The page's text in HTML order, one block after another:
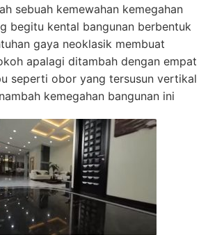
sebuah kemewahan kemegahan
begitu kental bangunan berbentuk
gaya neoklasik membuat
apalagi ditambah dengan empat
seperti obor yang tersusun vertikal
kemegahan bangunan ini